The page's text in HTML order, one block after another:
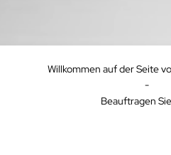
Willkommen auf der Seite
-
Beauftragen